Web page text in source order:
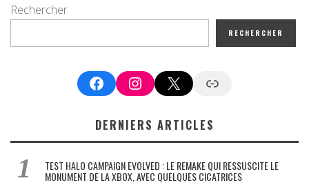
Rechercher
RECHERCHER
FacebookInstagram
X Google News
DERNIERS ARTICLES
TEST HALO CAMPAIGN EVOLVED : LE REMAKE QUI RESSUSCITE LE
MONUMENT DE LA XBOX, AVEC QUELQUES CICATRICES